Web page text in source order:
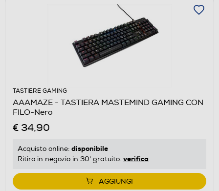
TASTIERE GAMING
AAAMAZE - TASTIERA MASTEMIND GAMING CON
FILO-Nero
€ 34,90
Acquisto online: disponibile
Ritiro in negozio in 30' gratuito: verifica
AGGIUNGI